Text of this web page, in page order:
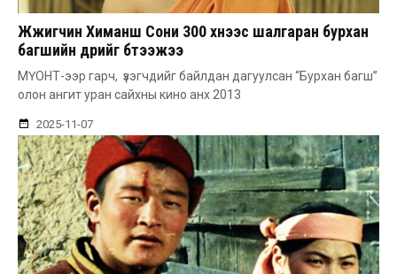
Жүжигчин Химаншү Сони 300 хүнээс шалгаран бурхан
багшийн дүрийг бүтээжээ
МҮОНТ-ээр гарч, үзэгчдийг байлдан дагуулсан “Бурхан багш”
олон ангит уран сайхны кино анх 2013
2025-11-07